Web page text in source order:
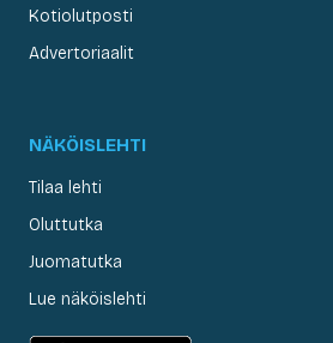
Kotiolutposti
Advertoriaalit
NÄKÖISLEHTI
Tilaa lehti
Oluttutka
Juomatutka
Lue näköislehti